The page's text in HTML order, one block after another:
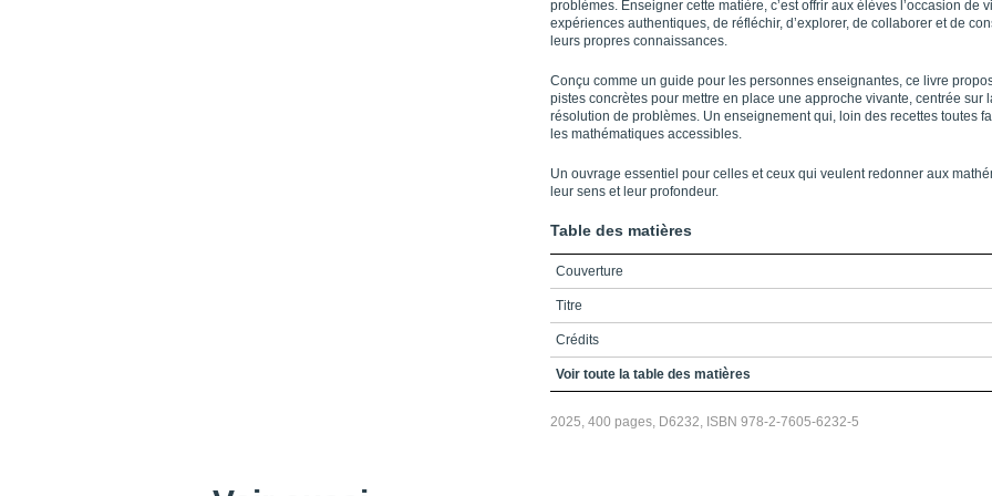
problèmes. Enseigner cette matière, c’est offrir aux élèves l’occasion de
expériences authentiques, de réfléchir, d’explorer, de collaborer et de
leurs propres connaissances.
Conçu comme un guide pour les personnes enseignantes, ce livre
pistes concrètes pour mettre en place une approche vivante, centrée sur
résolution de problèmes. Un enseignement qui, loin des recettes toutes
les mathématiques accessibles.
Un ouvrage essentiel pour celles et ceux qui veulent redonner aux
leur sens et leur profondeur.
Table des matières
Couverture
Titre
Crédits
Préface / Réflexions éparses sur les mathématiques et leur apprentissage
Voir toute la table des matières
2025, 400 pages, D6232, ISBN 978-2-7605-6232-5